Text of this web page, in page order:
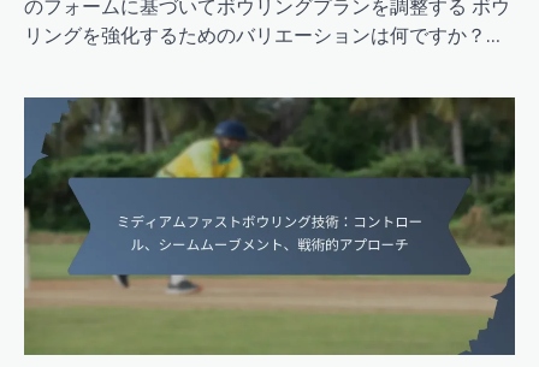
のフォームに基づいてボウリングプランを調整する ボウ
リングを強化するためのバリエーションは何ですか？…